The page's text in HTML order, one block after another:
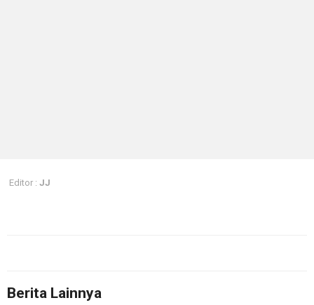
Editor : JJ
Berita Lainnya